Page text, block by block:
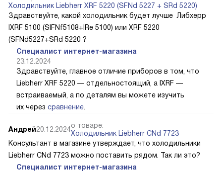
Холодильник Liebherr XRF 5220 (SFNd 5227 + SRd 5220)
Здравствуйте, какой холодильник будет лучше Либхерр
IXRF 5100 (SIFNf5108+IRe 5100) или XRF 5220
(SFNd5227+SRd 5220 ?
Специалист интернет-магазина
23.12.2024
Здравствуйте, главное отличие приборов в том, что
Liebherr XRF 5220 — отдельностоящий, а IXRF —
встраиваемый, а по деталям вы можете изучить
их через сравнение
Андрей20.12.2024о товаре:
Холодильник Liebherr CNd 7723
Консультант в магазине утверждает, что холодильники
Liebherr CNd 7723 можно поставить рядом. Так ли это?
Специалист интернет-магазина